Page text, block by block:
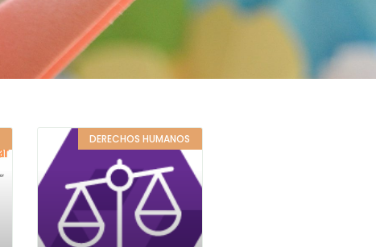
DERECHOS HUMANOS